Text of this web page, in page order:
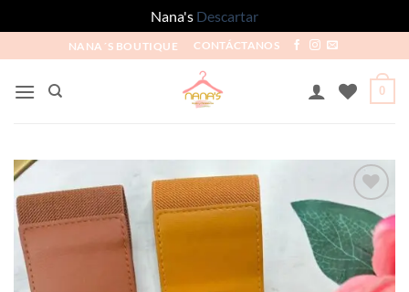
Nana's Descartar
NANA´S BOUTIQUE CONTÁCTANOS
0
Añadir
a la
lista
de
deseos